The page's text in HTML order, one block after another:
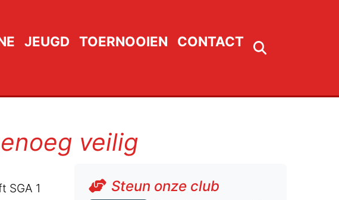
JEUGD TOERNOOIEN CONTACT
veilig
SGA 1
Steun onze club